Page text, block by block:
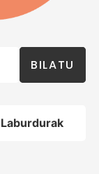
BILATU
Laburdurak